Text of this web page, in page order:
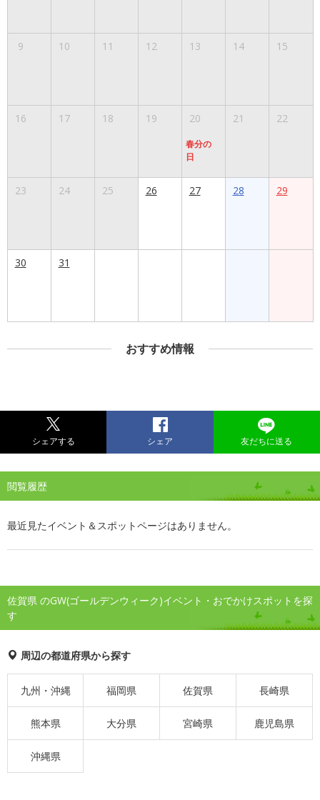
9 10 11 12 13 14 15
16 17 18 19 20
春分の
日
21 22
23 24 25 26 27 28 29
30 31
おすすめ情報
シェアする シェア 友だちに送る
閲覧履歴
最近見たイベント＆スポットページはありません。
佐賀県 のGW(ゴールデンウィーク)イベント・おでかけスポットを探
す
周辺の都道府県から探す
九州・沖縄 福岡県 佐賀県 長崎県
熊本県 大分県 宮崎県 鹿児島県
沖縄県